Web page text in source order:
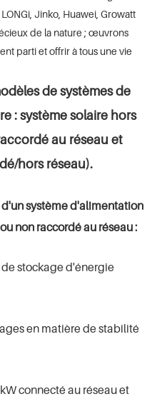
Jinko, Huawei, Growatt
de la nature ; œuvrons
parti et offrir à tous une vie
de systèmes de
: système solaire hors
au réseau et
hors réseau).
système d'alimentation
non raccordé au réseau :
stockage d'énergie
en matière de stabilité
connecté au réseau et